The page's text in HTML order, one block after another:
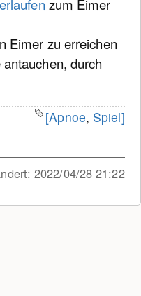
zum Eimer
Eimer zu erreichen
durch
[Apnoe, Spiel]
2022/04/28 21:22